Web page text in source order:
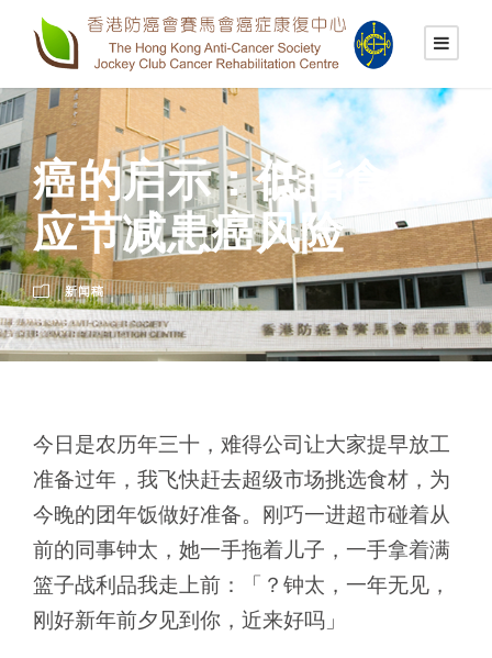
癌的启示：低脂食品
应节减患癌风险
新闻稿
今日是农历年三十，难得公司让大家提早放工
准备过年，我飞快赶去超级市场挑选食材，为
今晚的团年饭做好准备。刚巧一进超市碰着从
前的同事钟太，她一手拖着儿子，一手拿着满
篮子战利品我走上前：「？钟太，一年无见，
刚好新年前夕见到你，近来好吗」